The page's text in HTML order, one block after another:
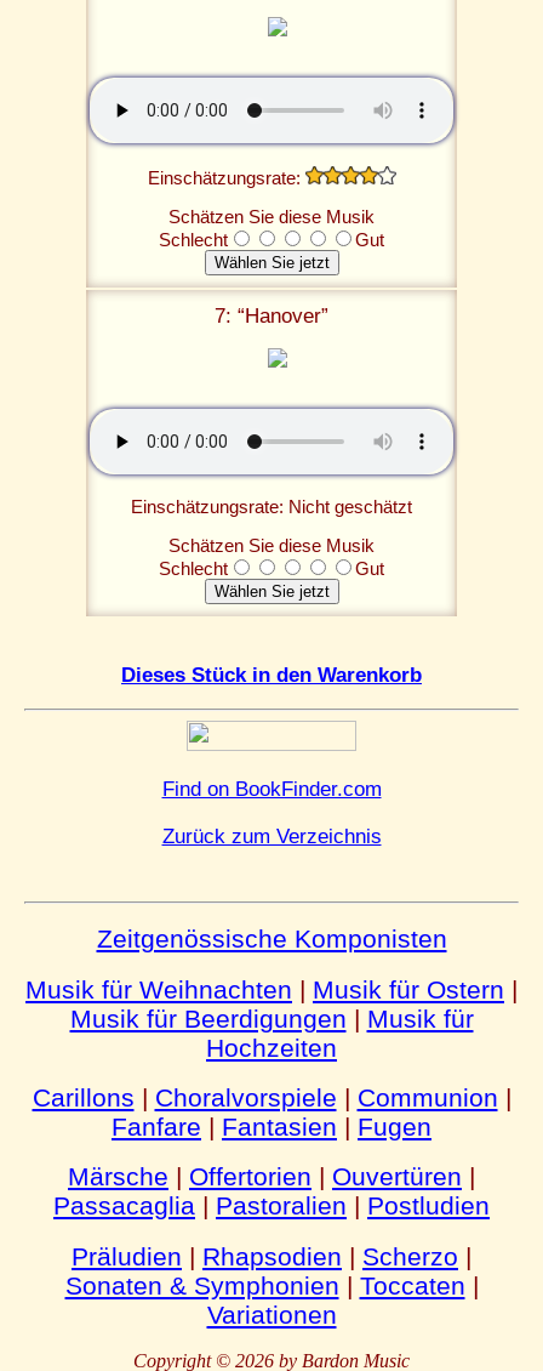
Einschätzungsrate:
Schätzen Sie diese Musik
Schlecht
Gut
7: “Hanover”
Einschätzungsrate: Nicht geschätzt
Schätzen Sie diese Musik
Schlecht
Gut
Dieses Stück in den Warenkorb
Find on BookFinder.com
Zurück zum Verzeichnis
Zeitgenössische Komponisten
Musik für Weihnachten | Musik für Ostern |
Musik für Beerdigungen | Musik für
Hochzeiten
Carillons | Choralvorspiele | Communion |
Fanfare | Fantasien | Fugen
Märsche | Offertorien | Ouvertüren |
Passacaglia | Pastoralien | Postludien
Präludien | Rhapsodien | Scherzo |
Sonaten & Symphonien | Toccaten |
Variationen
Copyright © 2026 by Bardon Music